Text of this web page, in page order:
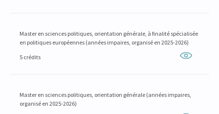
Master en sciences politiques, orientation générale, à finalité spécialisée
en politiques européennes (années impaires, organisé en 2025-2026)
5 crédits
Master en sciences politiques, orientation générale (années impaires,
organisé en 2025-2026)